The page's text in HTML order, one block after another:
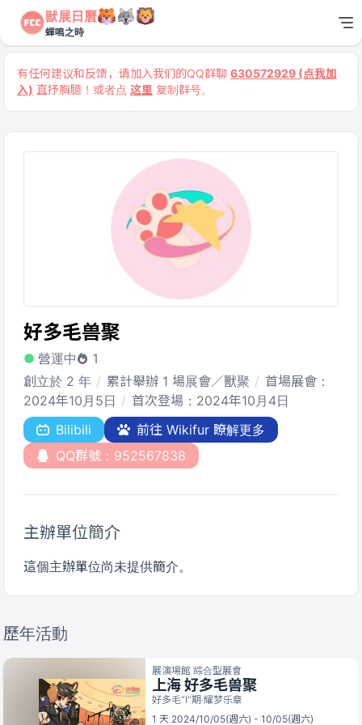
獸展日曆
蟬鳴之時
有任何建议和反馈，请加入我们的QQ群聊 630572929 (点我加
入) 直抒胸臆！或者点 这里 复制群号。
好多毛兽聚
營運中
1
創立於 2 年
累計舉辦 1 場展會／獸聚
首場展會：
2024年10月5日
首次登場：2024年10月4日
Bilibili
前往 Wikifur 瞭解更多
QQ群號：952567838
主辦單位簡介
這個主辦單位尚未提供簡介。
歷年活動
展演場館 綜合型展會
上海 好多毛兽聚
好多毛“Ⅰ”期·耀梦乐章
1 天 2024/10/05(週六) - 10/05(週六)